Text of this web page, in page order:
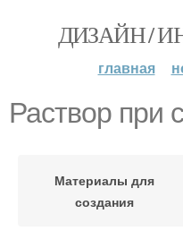
ДИЗАЙН /
главная
Раствор при
Материалы для
создания